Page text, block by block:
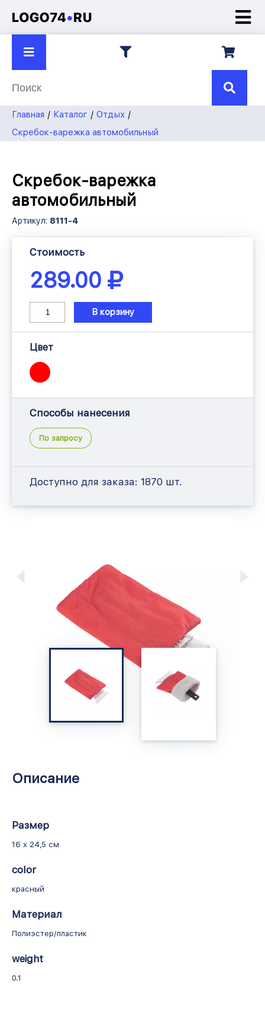
Контакты
8 922750-45-70
7504570@mail.ru
Главная Каталог
Отдых
Скребок-варежка автомобильный
Скребок-варежка
автомобильный
Артикул: 8111-4
Описание
Размер
16 х 24,5 см
color
красный
Материал
Полиэстер/пластик
weight
0.1
Стоимость
289.00
В корзину
Цвет
Способы нанесения
По запросу
Доступно для заказа: 1870 шт.